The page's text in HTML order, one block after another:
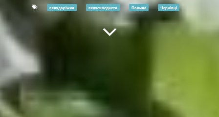
велодоріжки велосипедисти Польща Чернівці